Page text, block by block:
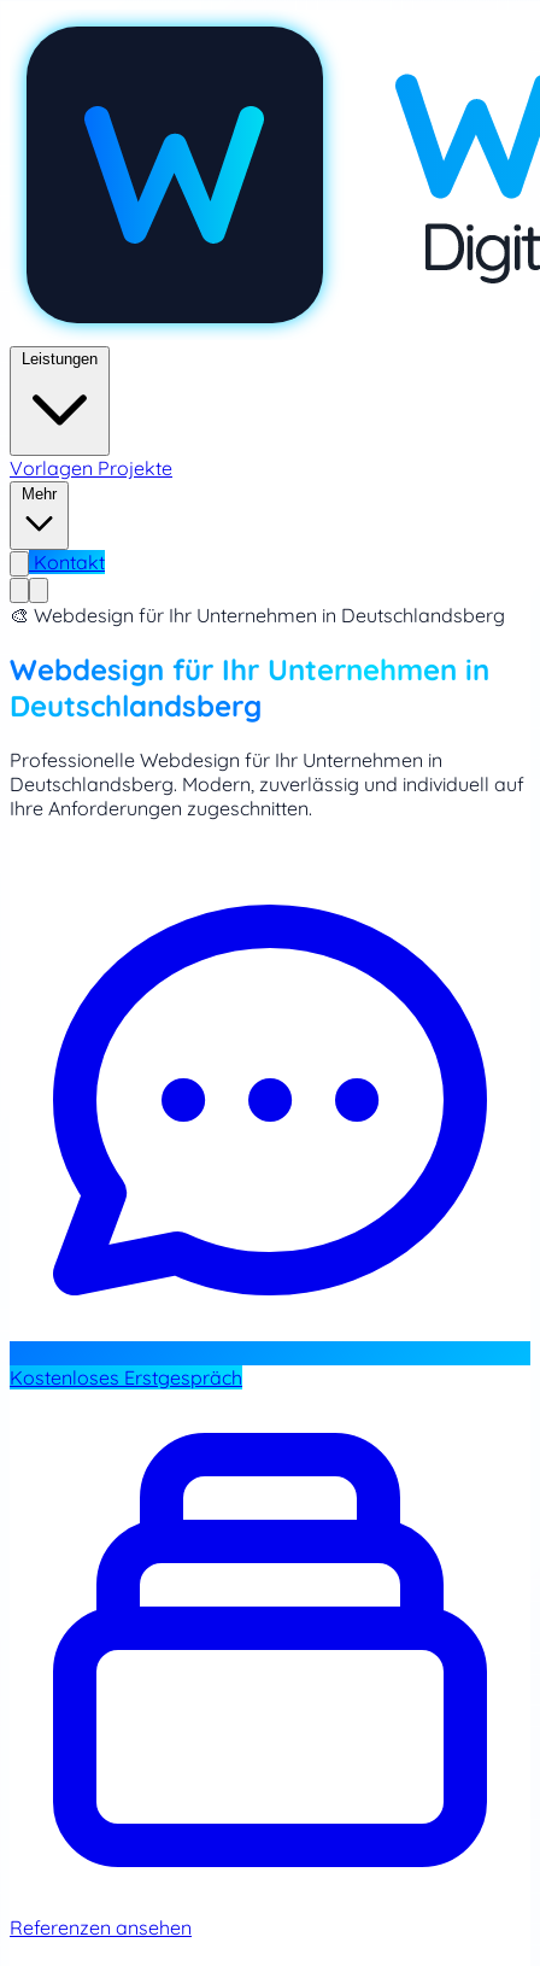
Vorlagen Projekte
Mehr
Kontakt
🎨 Webdesign für Ihr Unternehmen in Deutschlandsberg
Webdesign für Ihr Unternehmen in
Deutschlandsberg
Professionelle Webdesign für Ihr Unternehmen in
Deutschlandsberg. Modern, zuverlässig und individuell auf
Ihre Anforderungen zugeschnitten.
Kostenloses Erstgespräch
Referenzen ansehen